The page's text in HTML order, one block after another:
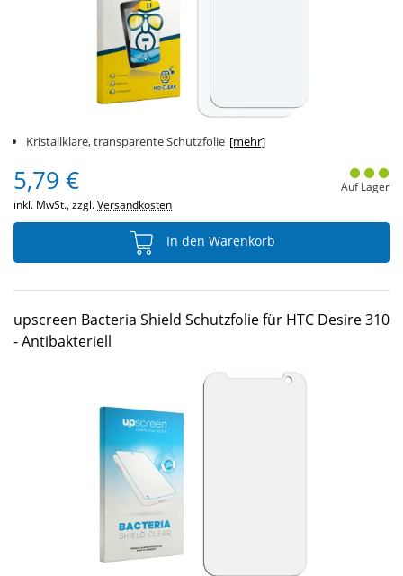
Kristallklare, transparente Schutzfolie [mehr]
5,79 €
inkl. MwSt., zzgl.Versandkosten
Auf Lager
In den Warenkorb
upscreen Bacteria Shield Schutzfolie für HTC Desire 310
- Antibakteriell